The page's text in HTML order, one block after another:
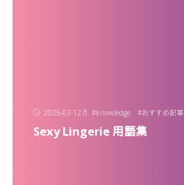
2025-03-12 #knowledge #おすすめ記事
Sexy Lingerie 用語集